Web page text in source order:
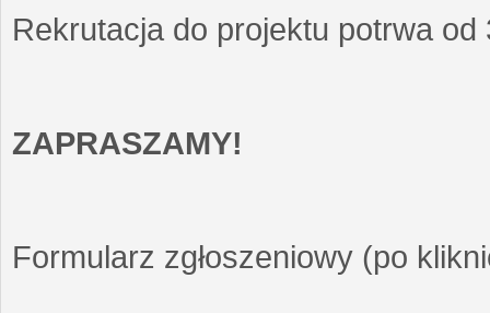
Rekrutacja do projektu potrwa
ZAPRASZAMY!
Formularz zgłoszeniowy (po